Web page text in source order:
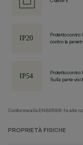
Protetto
contro la
Protetto
Sulla parte
Conforme alla EN60598-1 e alle
PROPRIETÀ FISICHE